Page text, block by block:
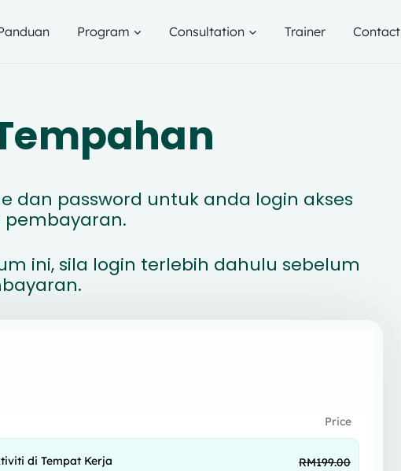
Program Consultation Trainer Contact
dan password untuk anda login akses
pembayaran.
ini, sila login terlebih dahulu sebelum
Price
di Tempat Kerja RM199.00